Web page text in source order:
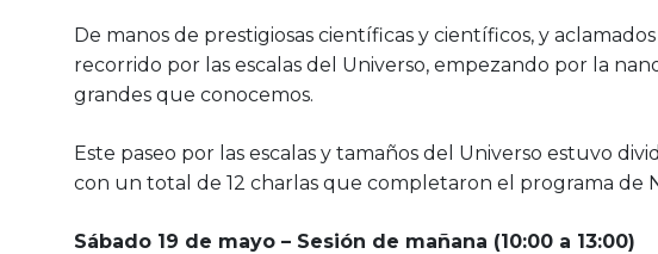
De manos de prestigiosas científicas y científicos, y
recorrido por las escalas del Universo, empezando por la
grandes que conocemos.
Este paseo por las escalas y tamaños del Universo estuvo
con un total de 12 charlas que completaron el programa de
Sábado 19 de mayo – Sesión de mañana (10:00 a 13:00)